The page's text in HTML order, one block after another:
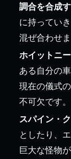
調合を合成
に持ってい
混ぜ合わせま
ホイットニ
ある自分の
現在の儀式
不可欠です。
スパイン・
としたり、
巨大な怪物